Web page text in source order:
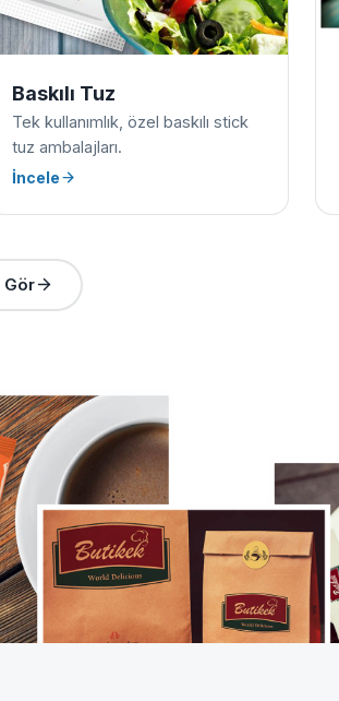
Baskılı Tuz
Tek kullanımlık, özel baskılı stick
tuz ambalajları.
İncele
Gör